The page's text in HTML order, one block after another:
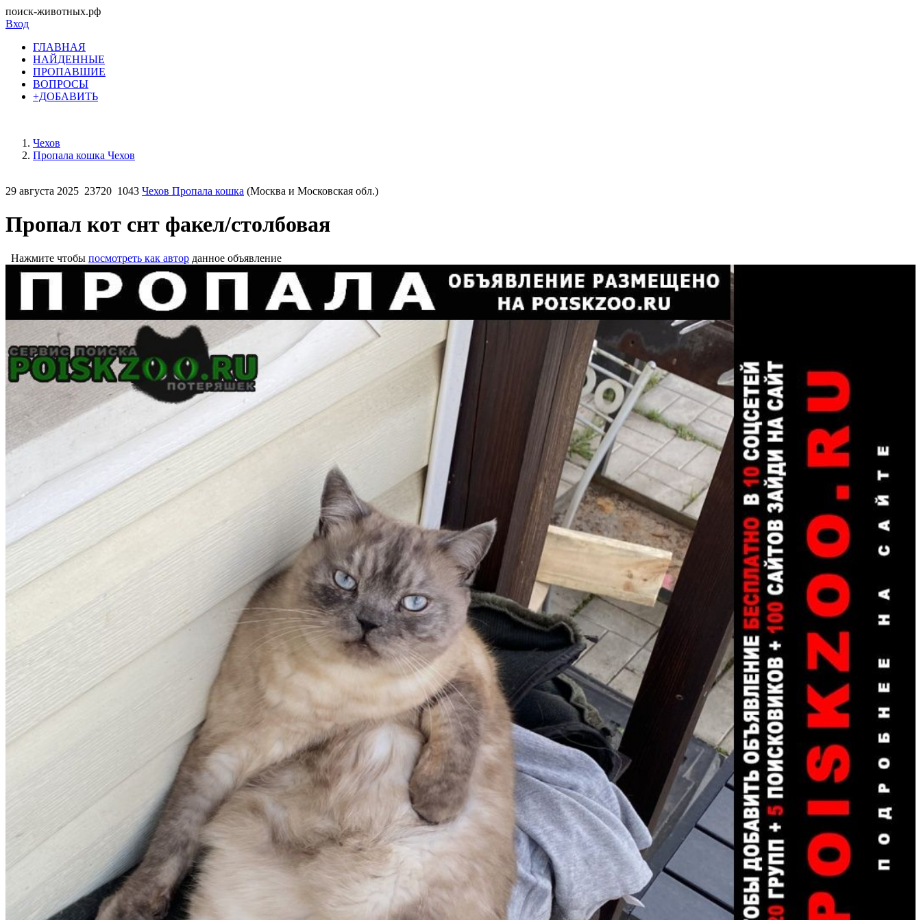
поиск-животных.рф
Вход
ГЛАВНАЯ
НАЙДЕННЫЕ
ПРОПАВШИЕ
ВОПРОСЫ
+ДОБАВИТЬ
Чехов
Пропала кошка Чехов
29 августа 2025 23720 1043 Чехов Пропала кошка (Москва и Московская обл.)
Пропал кот снт факел/столбовая
Нажмите чтобы посмотреть как автор данное объявление